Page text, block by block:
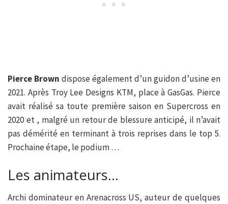
Pierce Brown dispose également d’un guidon d’usine en
2021. Après Troy Lee Designs KTM, place à GasGas. Pierce
avait réalisé sa toute première saison en Supercross en
2020 et , malgré un retour de blessure anticipé, il n’avait
pas démérité en terminant à trois reprises dans le top 5.
Prochaine étape, le podium …
Les animateurs…
Archi dominateur en Arenacross US, auteur de quelques